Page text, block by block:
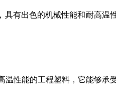
有出色的机械性能和耐高温
温性能的工程塑料，它能够承